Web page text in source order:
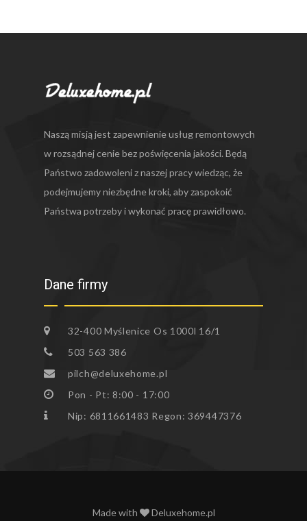
Naszą misją jest zapewnienie usług remontowych
w rozsądnej cenie bez poświęcenia jakości. Będą
Państwo zadowoleni z naszej pracy wiedząc, że
podejmujemy niezbędne kroki, aby zaspokoić
Państwa potrzeby i wykonać pracę prawidłowo.
Dane firmy
32-400 Myślenice Os 1000l 16/1
503 563 386
pilch@deluxehome.pl
Pon - Pt: 8:00 - 17:00
Nip: 6811661483 Regon: 369447376
Made with Deluxehome.pl